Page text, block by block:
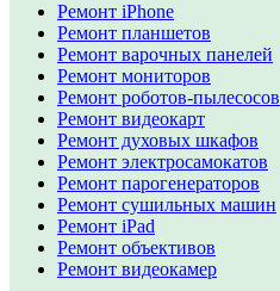
Ремонт iPhone
Ремонт планшетов
Ремонт варочных панелей
Ремонт мониторов
Ремонт роботов-пылесосов
Ремонт видеокарт
Ремонт духовых шкафов
Ремонт электросамокатов
Ремонт парогенераторов
Ремонт сушильных машин
Ремонт iPad
Ремонт объективов
Ремонт видеокамер